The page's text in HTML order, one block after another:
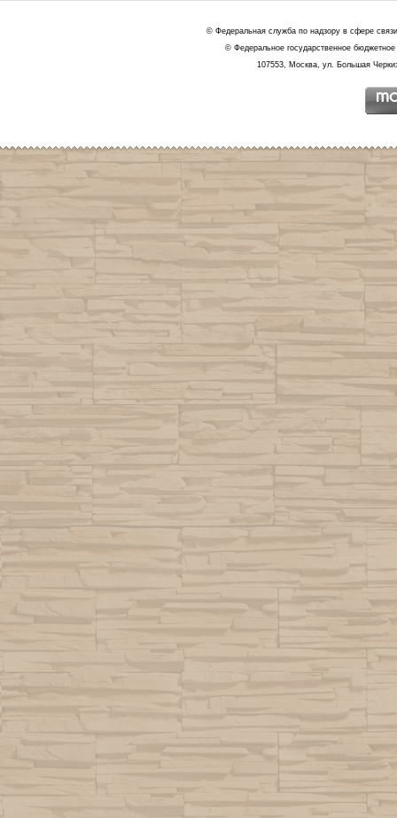
© Федеральная служба по надзору в сфере
© Федеральное государственное
107553, Москва, ул. Большая